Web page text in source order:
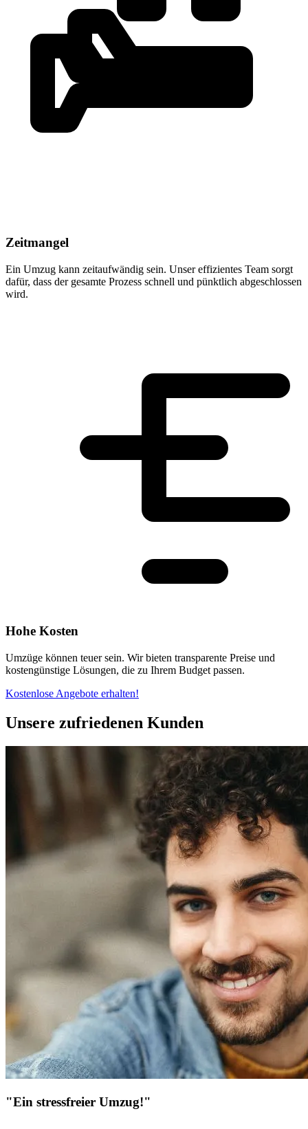
Zeitmangel
Ein Umzug kann zeitaufwändig sein. Unser effizientes Team sorgt
dafür, dass der gesamte Prozess schnell und pünktlich abgeschlossen
wird.
Hohe Kosten
Umzüge können teuer sein. Wir bieten transparente Preise und
kostengünstige Lösungen, die zu Ihrem Budget passen.
Kostenlose Angebote erhalten!
Unsere zufriedenen Kunden
"Ein stressfreier Umzug!"